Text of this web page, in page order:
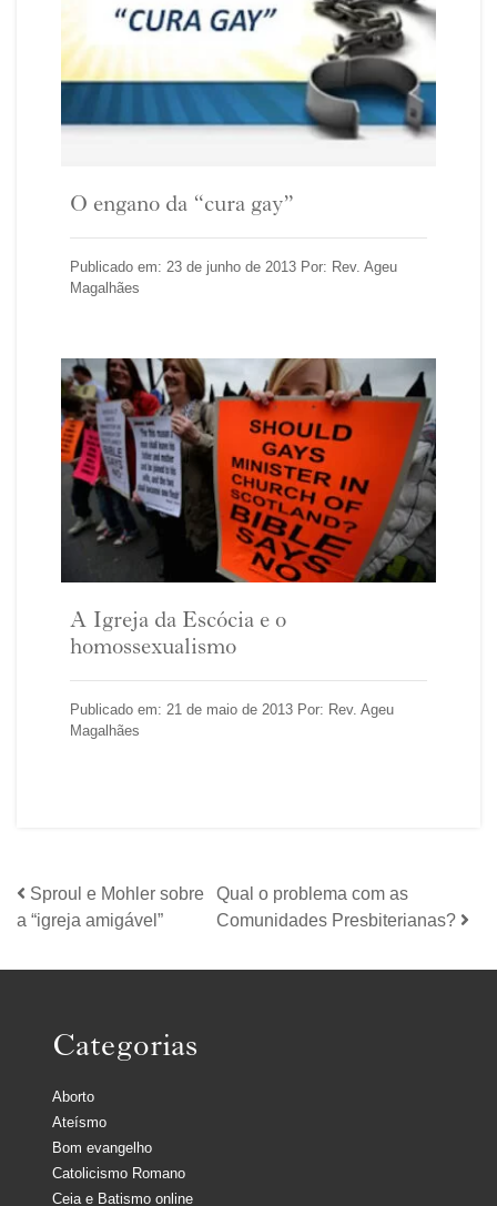
O engano da “cura gay”
Publicado em: 23 de junho de 2013 Por: Rev. Ageu
Magalhães
A Igreja da Escócia e o
homossexualismo
Publicado em: 21 de maio de 2013 Por: Rev. Ageu
Magalhães
Sproul e Mohler sobre
a “igreja amigável”
Qual o problema com as
Comunidades Presbiterianas?
Categorias
Aborto
Ateísmo
Bom evangelho
Catolicismo Romano
Ceia e Batismo online